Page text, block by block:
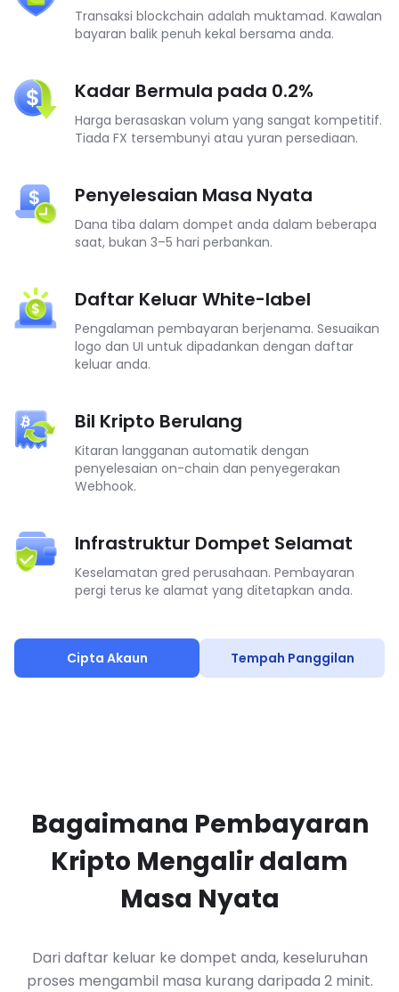
Transaksi blockchain adalah muktamad. Kawalan
bayaran balik penuh kekal bersama anda.
Kadar Bermula pada 0.2%
Harga berasaskan volum yang sangat kompetitif.
Tiada FX tersembunyi atau yuran persediaan.
Penyelesaian Masa Nyata
Dana tiba dalam dompet anda dalam beberapa
saat, bukan 3–5 hari perbankan.
Daftar Keluar White-label
Pengalaman pembayaran berjenama. Sesuaikan
logo dan UI untuk dipadankan dengan daftar
keluar anda.
Bil Kripto Berulang
Kitaran langganan automatik dengan
penyelesaian on-chain dan penyegerakan
Webhook.
Infrastruktur Dompet Selamat
Keselamatan gred perusahaan. Pembayaran
pergi terus ke alamat yang ditetapkan anda.
Cipta Akaun Tempah Panggilan
Bagaimana Pembayaran
Kripto Mengalir dalam
Masa Nyata
Dari daftar keluar ke dompet anda, keseluruhan
proses mengambil masa kurang daripada 2 minit.